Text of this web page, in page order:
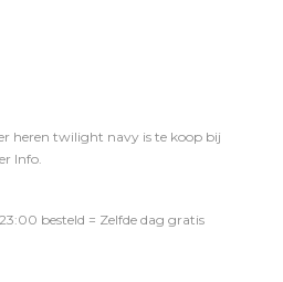
heren twilight navy is te koop bij
Info.
besteld = Zelfde dag gratis